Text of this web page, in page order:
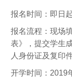
报名时间：即日
报名流程：现场
表》，提交学生
人身份证及复印
开学时间：2019